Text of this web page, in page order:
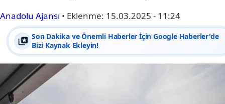
Anadolu Ajansı • Eklenme: 15.03.2025 - 11:24
Son Dakika ve Önemli Haberler İçin Google Haberler'de
Bizi Kaynak Ekleyin!